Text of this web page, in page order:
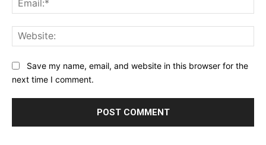
Save my name, email, and website in this browser for the
next time I comment.